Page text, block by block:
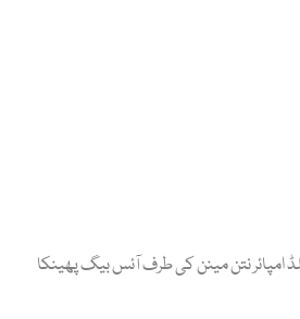
امپائر نتن مینن کی طرف آئس بیگ پھینکا